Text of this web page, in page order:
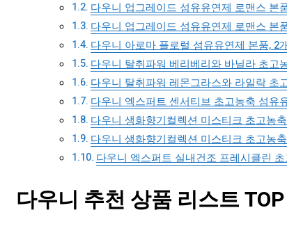
다우니 업그레이드 섬유유연제 로맨스 본
다우니 업그레이드 섬유유연제 로맨스 본
다우니 아로마 플로럴 섬유유연제 본품, 2
다우니 탈취파워 베리베리와 바닐라 초고
다우니 탈취파워 레몬그라스와 라일락 초
다우니 엑스퍼트 센서티브 초고농축 섬유
다우니 생화향기컬렉션 미스티크 초고농
다우니 생화향기컬렉션 미스티크 초고농
다우니 엑스퍼트 실내건조 프레시클린
다우니 추천 상품 리스트